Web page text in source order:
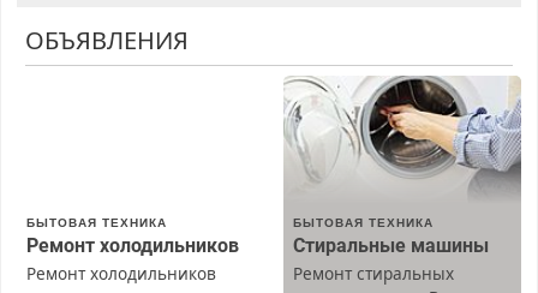
ОБЪЯВЛЕНИЯ
БЫТОВАЯ ТЕХНИКА
Ремонт холодильников
Ремонт холодильников
БЫТОВАЯ ТЕХНИКА
Стиральные машины
Ремонт стиральных